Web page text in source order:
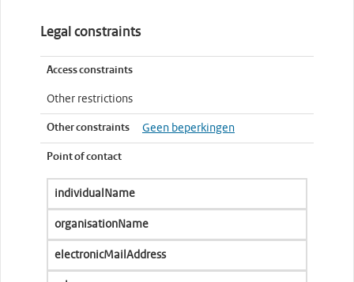
Legal constraints
Access constraints
Other restrictions
Other constraints Geen beperkingen
Point of contact
individualName
organisationName
electronicMailAddress